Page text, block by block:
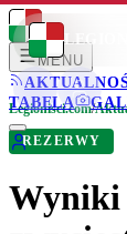
MENU
TABELA
Legionisci.com/
REZERWY
Wyniki